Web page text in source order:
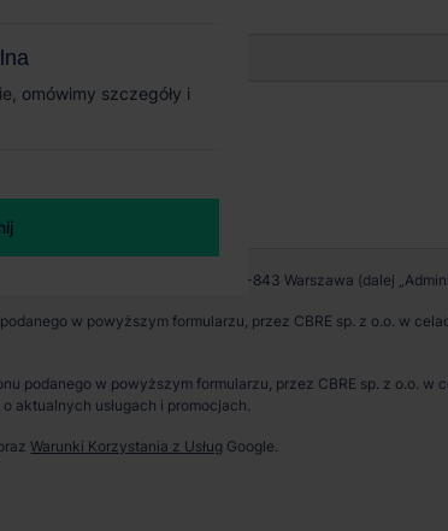
Od zaraz
omówimy szczegóły i
Rondo Daszyńskiego 1, 00-843 Warszawa (dalej
w powyższym formularzu, przez CBRE sp. z o.o. w
podanego w powyższym formularzu, przez CBRE sp. z o.o.
aktualnych usługach i promocjach.
Warunki Korzystania z Usług Google.
omówimy szczegóły i